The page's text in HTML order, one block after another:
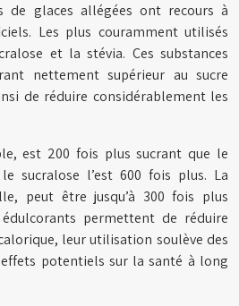
de glaces allégées ont recours à
Les plus couramment utilisés
et la stévia. Ces substances
nettement supérieur au sucre
de réduire considérablement les
est 200 fois plus sucrant que le
sucralose l’est 600 fois plus. La
peut être jusqu’à 300 fois plus
permettent de réduire
leur utilisation soulève des
potentiels sur la santé à long